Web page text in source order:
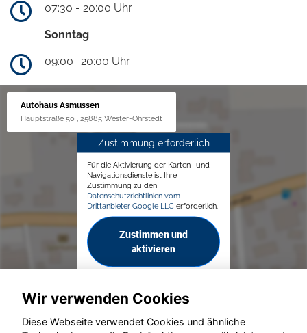
07:30 - 20:00 Uhr
Sonntag
09:00 -20:00 Uhr
Autohaus Asmussen
Hauptstraße 50 , 25885 Wester-Ohrstedt
Zustimmung erforderlich
Für die Aktivierung der Karten- und
Navigationsdienste ist Ihre
Zustimmung zu den
Datenschutzrichtlinien vom
Drittanbieter Google LLC erforderlich.
Zustimmen und
aktivieren
Wir verwenden Cookies
Diese Webseite verwendet Cookies und ähnliche